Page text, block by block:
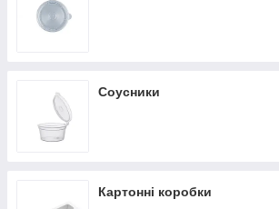
Соусники
Картонні коробки